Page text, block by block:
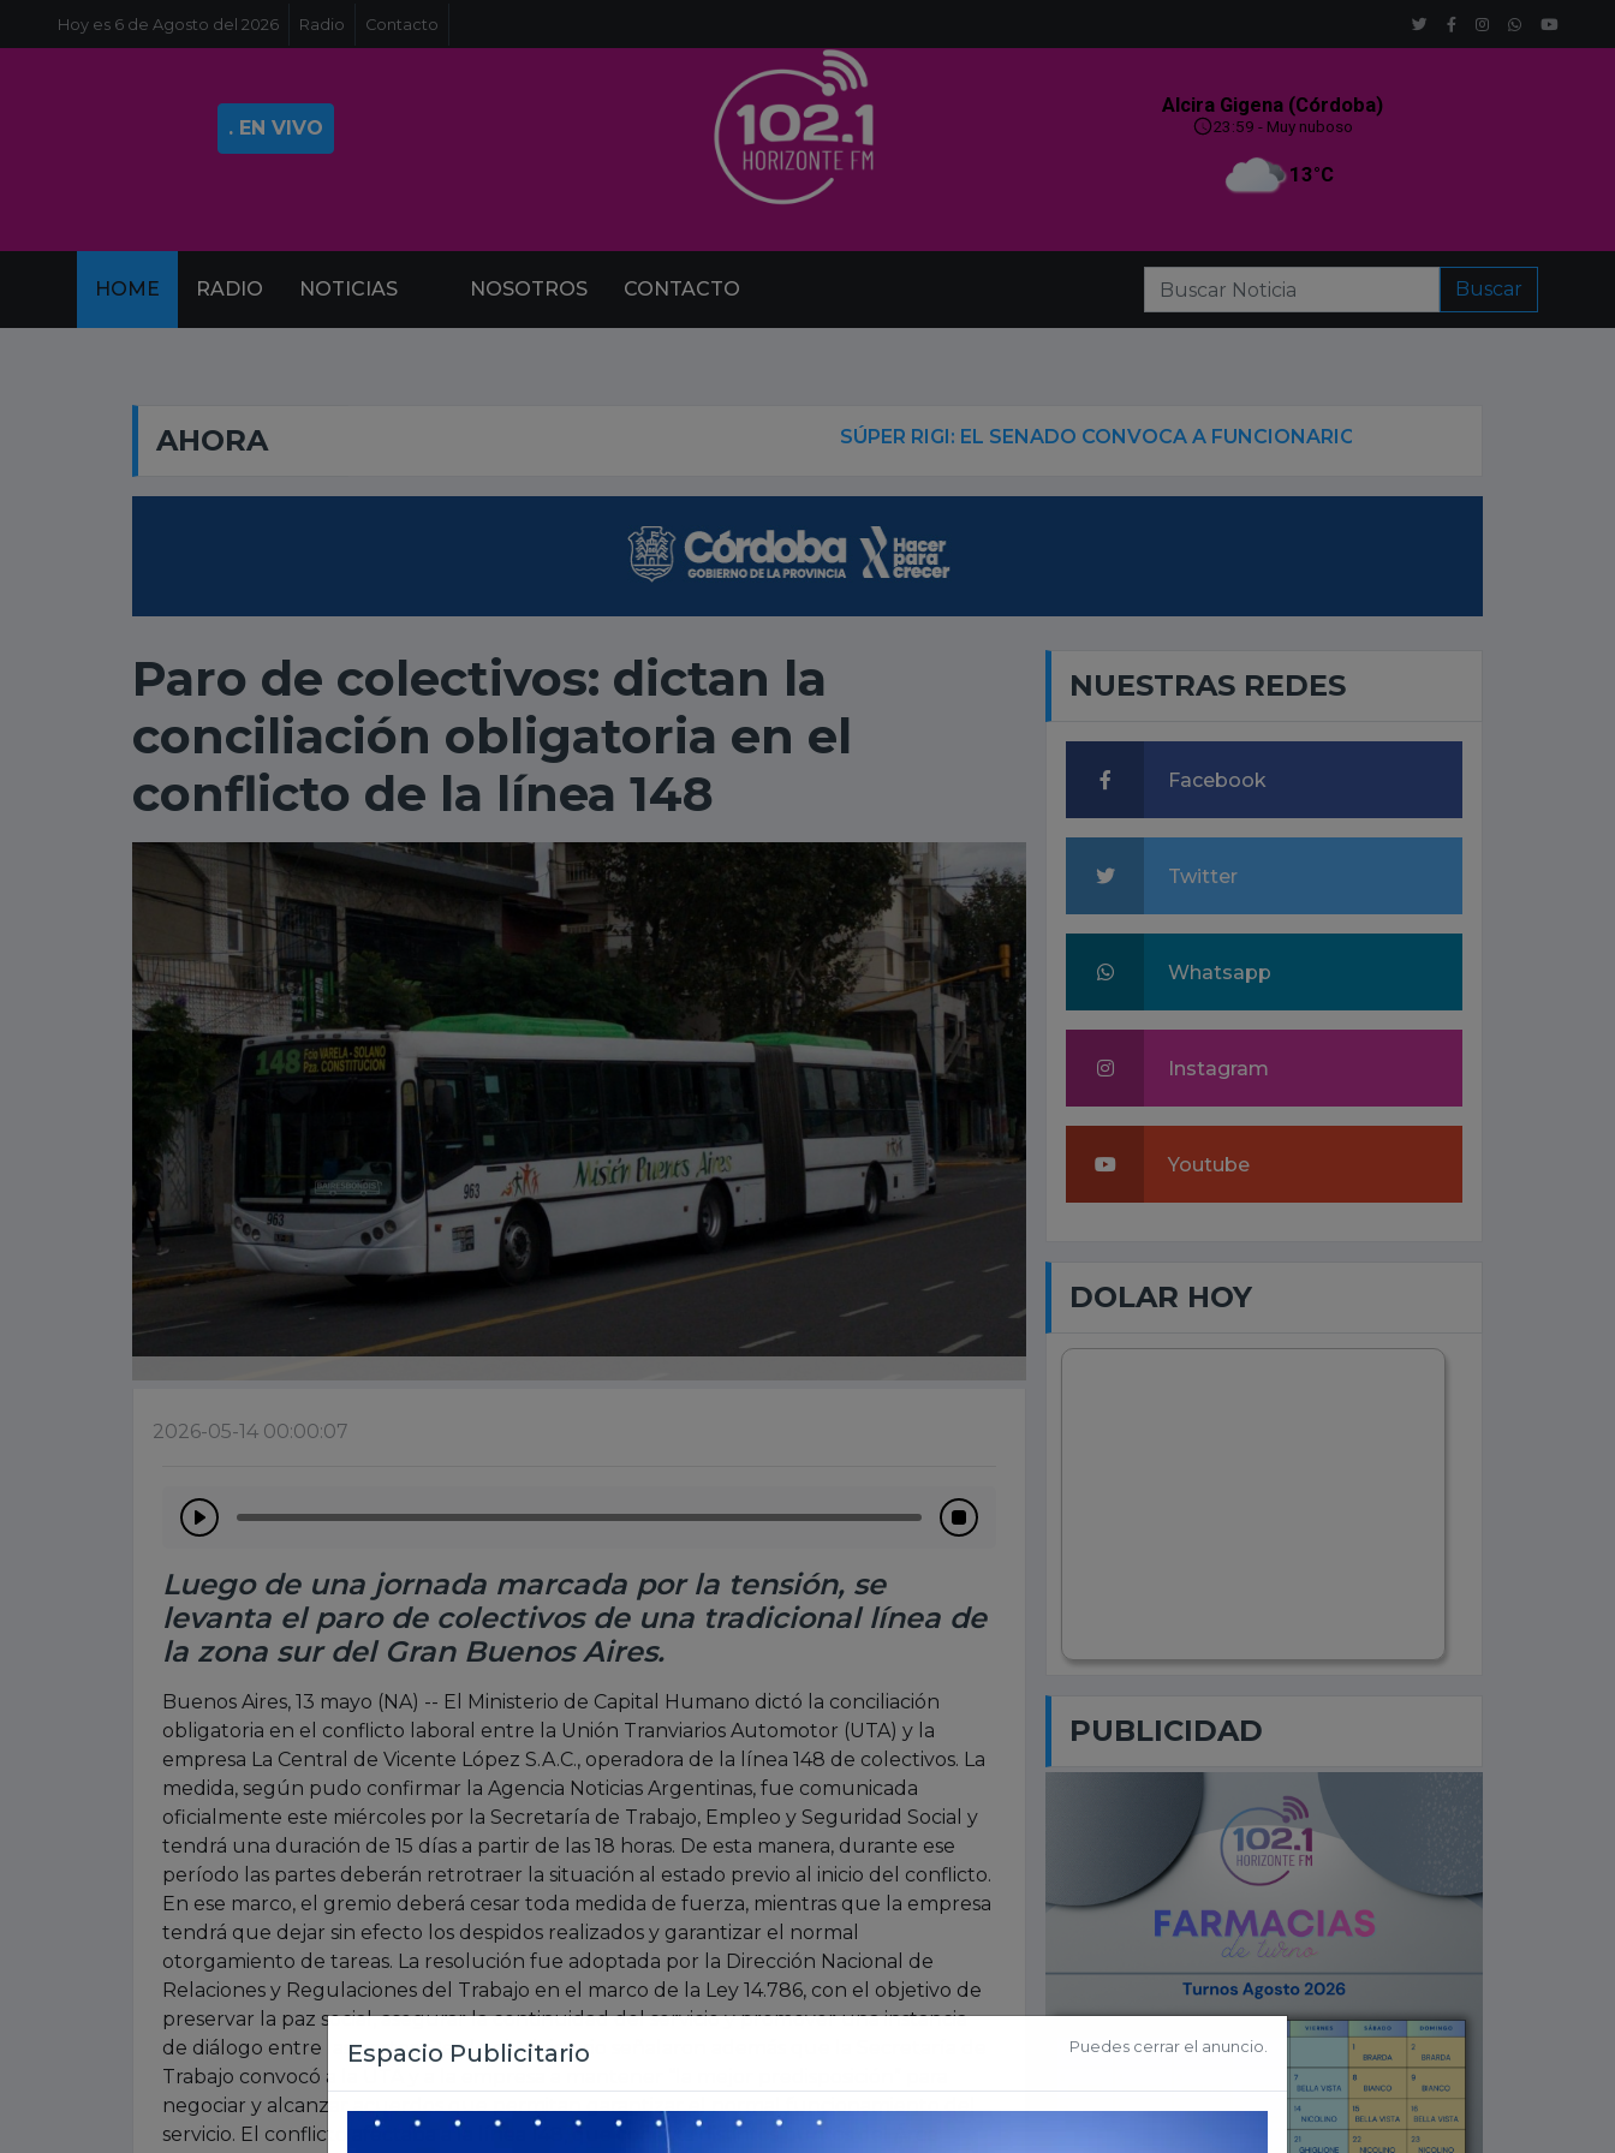
Hoy es 6 de Agosto del 2026 Radio Contacto
. EN VIVO
HOME RADIO NOTICIAS NOSOTROS CONTACTO Buscar
AHORA SÚPER RIGI: EL SENADO CONVOCA A FUNCIONARIOS PARA EXPLICAR INCENTIVOS A
Paro de colectivos: dictan la
conciliación obligatoria en el
conflicto de la línea 148
2026-05-14 00:00:07
Luego de una jornada marcada por la tensión, se
levanta el paro de colectivos de una tradicional línea de
la zona sur del Gran Buenos Aires.
Buenos Aires, 13 mayo (NA) -- El Ministerio de Capital Humano dictó la conciliación
obligatoria en el conflicto laboral entre la Unión Tranviarios Automotor (UTA) y la
empresa La Central de Vicente López S.A.C., operadora de la línea 148 de colectivos. La
medida, según pudo confirmar la Agencia Noticias Argentinas, fue comunicada
oficialmente este miércoles por la Secretaría de Trabajo, Empleo y Seguridad Social y
tendrá una duración de 15 días a partir de las 18 horas. De esta manera, durante ese
período las partes deberán retrotraer la situación al estado previo al inicio del conflicto.
En ese marco, el gremio deberá cesar toda medida de fuerza, mientras que la empresa
tendrá que dejar sin efecto los despidos realizados y garantizar el normal
otorgamiento de tareas. La resolución fue adoptada por la Dirección Nacional de
Relaciones y Regulaciones del Trabajo en el marco de la Ley 14.786, con el objetivo de
preservar la paz social, asegurar la continuidad del servicio y promover una instancia
de diálogo entre las partes. Desde el Ministerio señalaron además que la Secretaría de
Trabajo convocó a la UTA y a la empresa a mantener “la mejor predisposición” para
negociar y alcanzar acuerdos que permitan garantizar el normal funcionamiento del
servicio. El conflicto afectaba a la línea 148, que conecta distintos puntos del Área
NUESTRAS REDES
Facebook
Twitter
Whatsapp
Instagram
Youtube
DOLAR HOY
PUBLICIDAD